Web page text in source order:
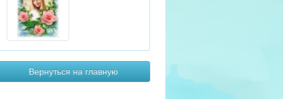
Вернуться на главную